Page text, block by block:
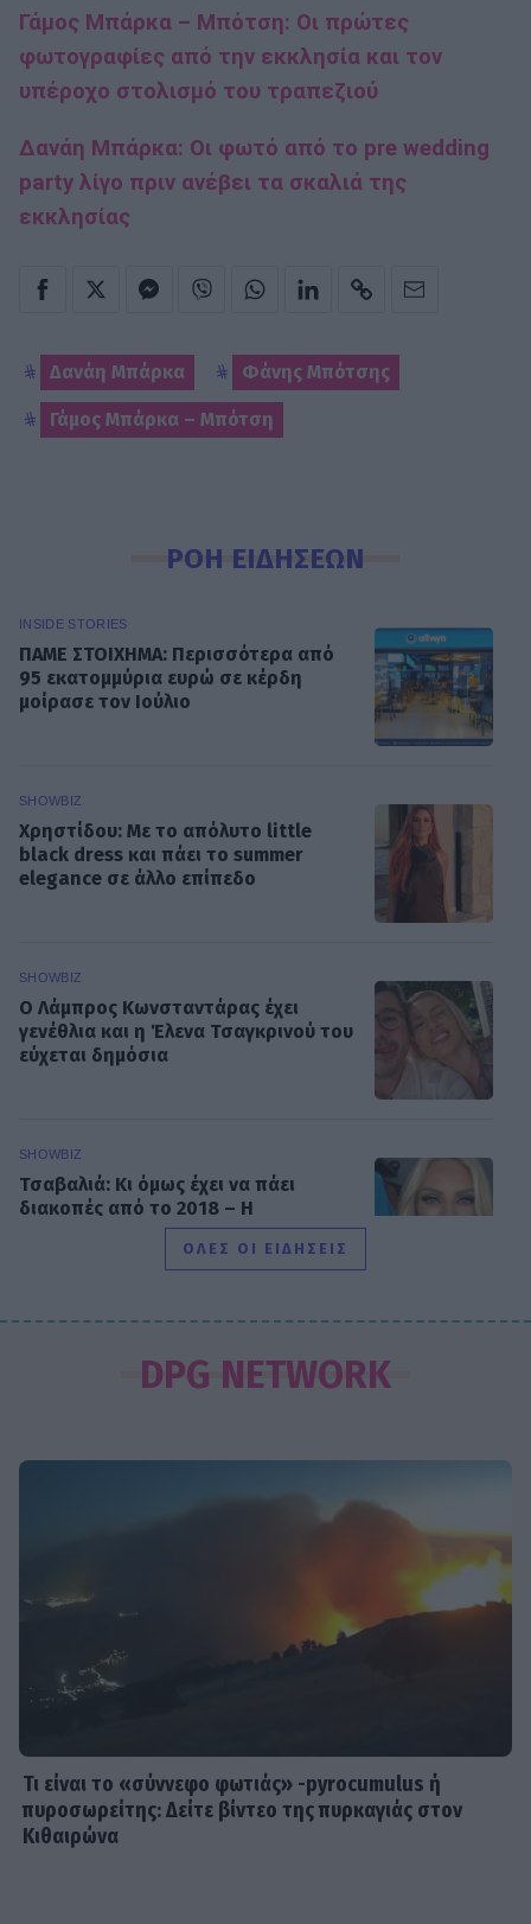
Γάμος Μπάρκα – Μπότση: Οι πρώτες
φωτογραφίες από την εκκλησία και τον
υπέροχο στολισμό του τραπεζιού
Δανάη Μπάρκα: Οι φωτό από το pre wedding
party λίγο πριν ανέβει τα σκαλιά της
εκκλησίας
Δανάη Μπάρκα Φάνης Μπότσης
Γάμος Μπάρκα – Μπότση
ΡΟΗ ΕΙΔΗΣΕΩΝ
INSIDE STORIES
ΠΑΜΕ ΣΤΟΙΧΗΜΑ: Περισσότερα από
95 εκατομμύρια ευρώ σε κέρδη
μοίρασε τον Ιούλιο
SHOWBIZ
Χρηστίδου: Με το απόλυτο little
black dress και πάει το summer
elegance σε άλλο επίπεδο
SHOWBIZ
Ο Λάμπρος Κωνσταντάρας έχει
γενέθλια και η Έλενα Τσαγκρινού του
εύχεται δημόσια
SHOWBIZ
Τσαβαλιά: Κι όμως έχει να πάει
διακοπές από το 2018 – Η
αποκάλυψη μέσα από throwback
Μαρία Κορινθίου: «Είμαι πιο
συνειδητοποιημένη από ποτέ... Είμαι
Νόμοι της καρδιάς - Η συνάντηση
αλήθεια
ΟΛΕΣ ΟΙ ΕΙΔΗΣΕΙΣ
DPG NETWORK
Τι είναι το «σύννεφο φωτιάς» -pyrocumulus ή
πυροσωρείτης: Δείτε βίντεο της πυρκαγιάς στον
Κιθαιρώνα